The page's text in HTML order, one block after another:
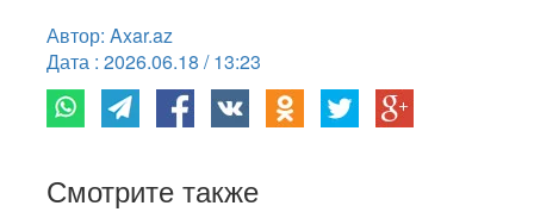
Автор: Axar.az
Дата : 2026.06.18 / 13:23
Смотрите также